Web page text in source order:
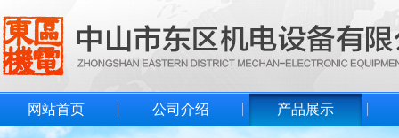
网站首页 公司介绍 产品展示